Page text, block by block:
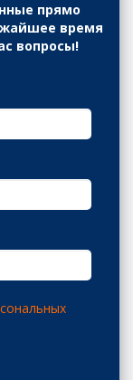
прямо
время
вопросы!